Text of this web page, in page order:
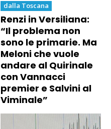
dalla Toscana
Renzi in Versiliana:
“Il problema non
sono le primarie. Ma
Meloni che vuole
andare al Quirinale
con Vannacci
premier e Salvini al
Viminale”